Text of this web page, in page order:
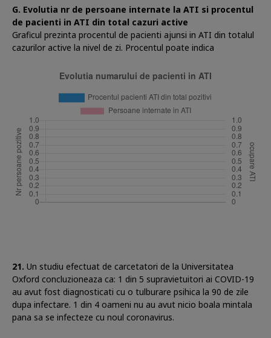
G. Evolutia nr de persoane internate la ATI si procentul
de pacienti in ATI din total cazuri active
Graficul prezinta procentul de pacienti ajunsi in ATI din totalul
cazurilor active la nivel de zi. Procentul poate indica
Un studiu efectuat de carcetatori de la Universitatea
Oxford concluzioneaza ca: 1 din 5 supravietuitori ai COVID-19
au avut fost diagnosticati cu o tulburare psihica la 90 de zile
dupa infectare. 1 din 4 oameni nu au avut nicio boala mintala
pana sa se infecteze cu noul coronavirus.